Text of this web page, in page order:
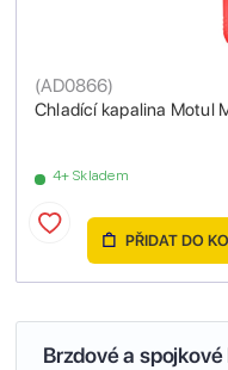
Chladící kapalina Motul
(AD0866)
4+ Skladem
PŘIDAT DO
Brzdové a